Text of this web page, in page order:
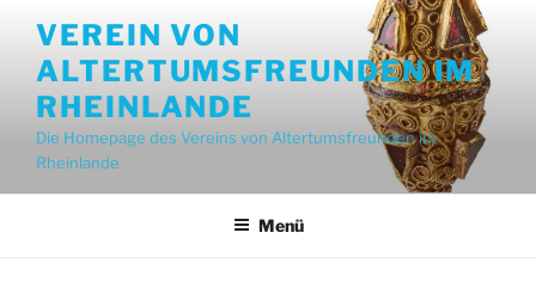
Inhalt
springen
VEREIN VON
ALTERTUMSFREUNDEN IM
RHEINLANDE
Die Homepage des Vereins von Altertumsfreunden im
Rheinlande
Menü